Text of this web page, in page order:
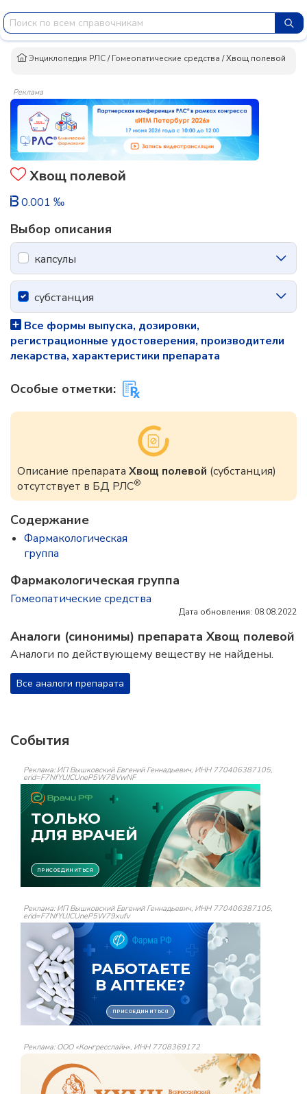
Энциклопедия РЛС/Гомеопатические средства /Хвощ полевой
Реклама
Хвощ полевой
0.001 ‰
Выбор описания
капсулы
субстанция
Все формы выпуска, дозировки,
регистрационные удостоверения, производители
лекарства, характеристики препарата
Особые отметки:
Описание препарата Хвощ полевой (субстанция)
отсутствует в БД РЛС®
Содержание
Фармакологическая
группа
Фармакологическая группа
Гомеопатические средства
Дата обновления: 08.08.2022
Аналоги (синонимы) препарата Хвощ полевой
Аналоги по действующему веществу не найдены.
Все аналоги препарата
События
Реклама: ИП Вышковский Евгений Геннадьевич, ИНН 770406387105,
erid=F7NfYUJCUneP5W78VwNF
Реклама: ИП Вышковский Евгений Геннадьевич, ИНН 770406387105,
erid=F7NfYUJCUneP5W79xufv
Реклама: ООО «Конгресслайн», ИНН 7708369172